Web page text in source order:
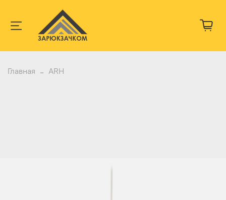
Главная ARH